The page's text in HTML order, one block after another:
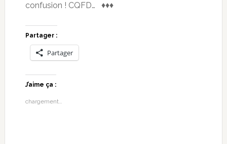
confusion ! CQFD… ♦♦♦
Partager :
Partager
J’aime ça :
chargement…